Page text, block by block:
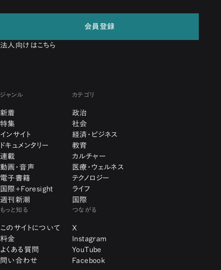
会員登録
法人向けはこちら
ジャンル
新着
特集
インサイト
ドキュメンタリー
連載
動画・音声
電子書籍
国際+Foresight
週刊新潮
カテゴリ
政治
社会
経済・ビジネス
教育
カルチャー
医療・ウェルネス
テクノロジー
ライフ
国際
もっと知る
このサイトについて
料金
よくある質問
問い合わせ
つながる
X
Instagram
YouTube
Facebook